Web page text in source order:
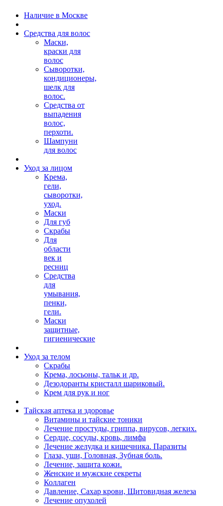
Наличие в Москве
Средства для волос
Маски,
краски для
волос
Сыворотки,
кондиционеры,
шелк для
волос.
Средства от
выпадения
волос,
перхоти.
Шампуни
для волос
Уход за лицом
Крема,
гели,
сыворотки,
уход.
Маски
Для губ
Скрабы
Для
области
век и
ресниц
Средства
для
умывания,
пенки,
гели.
Маски
защитные,
гигиенические
Уход за телом
Скрабы
Крема, лосьоны, тальк и др.
Дезодоранты кристалл шариковый.
Крем для рук и ног
Тайская аптека и здоровье
Витамины и тайские тоники
Лечение простуды, гриппа, вирусов, легких.
Сердце, сосуды, кровь, лимфа
Лечение желудка и кишечника. Паразиты
Глаза, уши, Головная, Зубная боль.
Лечение, защита кожи.
Женские и мужские секреты
Коллаген
Давление, Сахар крови, Щитовидная железа
Лечение опухолей